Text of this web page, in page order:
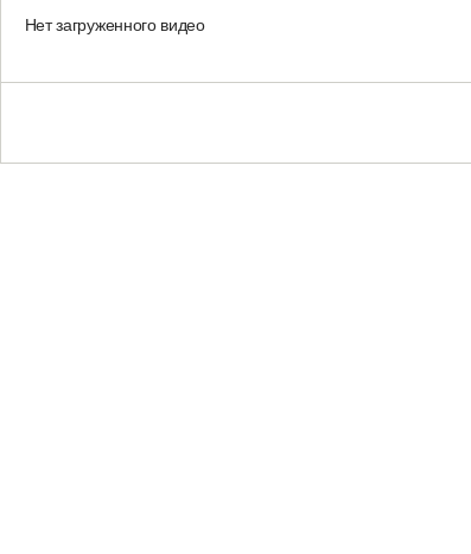
Нет загруженного видео